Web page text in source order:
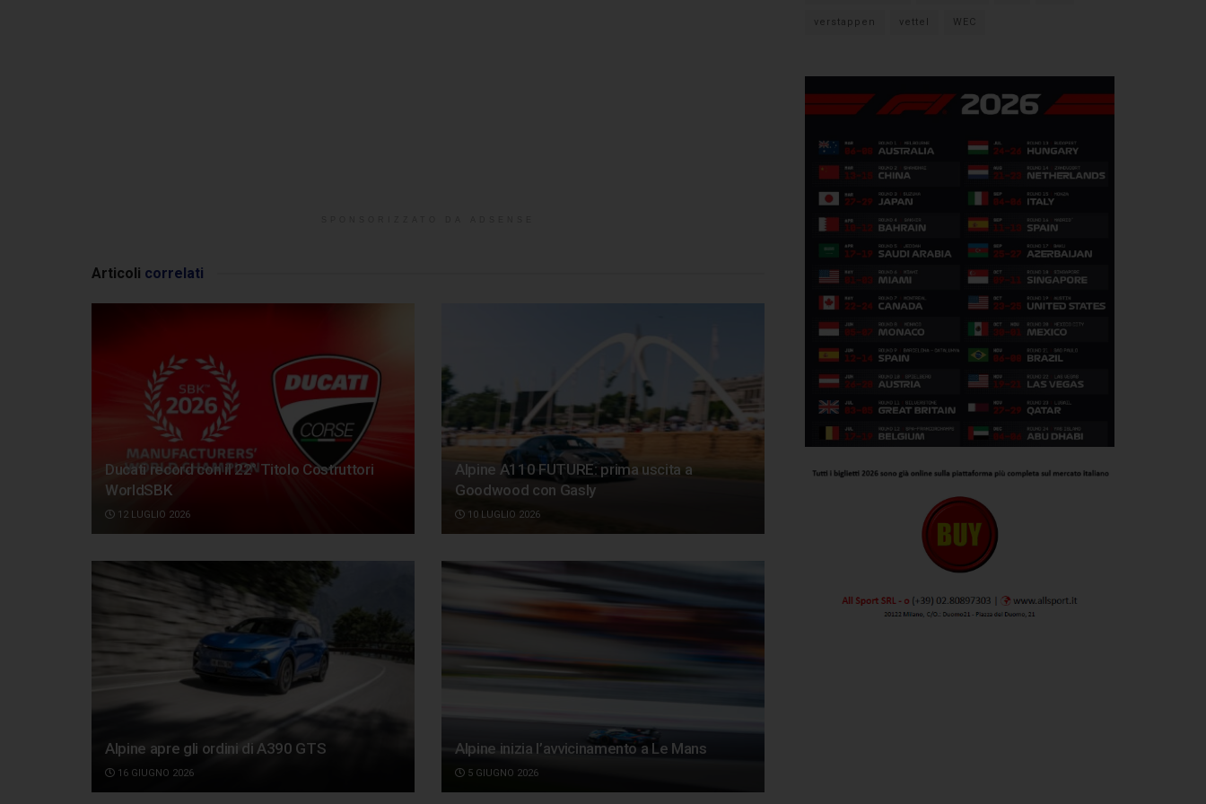
Articoli correlati
Ducati record con il 22° Titolo Costruttori
WorldSBK
12 LUGLIO 2026
Alpine A110 FUTURE: prima uscita a
Goodwood con Gasly
10 LUGLIO 2026
Alpine apre gli ordini di A390 GTS
16 GIUGNO 2026
Alpine inizia l’avvicinamento a Le Mans
5 GIUGNO 2026
verstappen vettel WEC